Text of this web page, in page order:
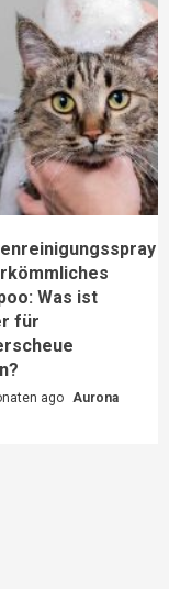
Was ist
für
ago Aurona